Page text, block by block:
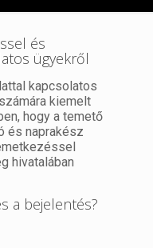
és
ügyekről
kapcsolatos
kiemelt
hogy a temető
és naprakész
hivatalában
a bejelentés?